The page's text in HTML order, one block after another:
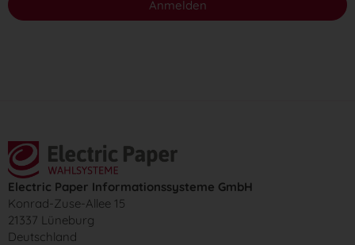
Anmelden
Electric Paper Informationssysteme GmbH
Konrad-Zuse-Allee 15
21337 Lüneburg
Deutschland